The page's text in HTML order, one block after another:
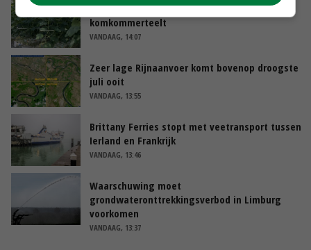
Schaalvergroting zet door in Nederlandse
komkommerteelt
VANDAAG, 14:07
Zeer lage Rijnaanvoer komt bovenop droogste
juli ooit
VANDAAG, 13:55
Brittany Ferries stopt met veetransport tussen
Ierland en Frankrijk
VANDAAG, 13:46
Waarschuwing moet
grondwateronttrekkingsverbod in Limburg
voorkomen
VANDAAG, 13:37